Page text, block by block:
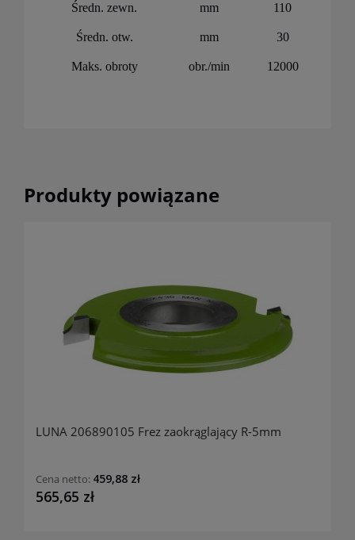
Średn. zewn. mm 110
Średn. otw. mm 30
Maks. obroty obr./min 12000
Produkty powiązane
LUNA 206890105 Frez zaokrąglający R-5mm
565,65 zł
Cena netto: 459,88 zł